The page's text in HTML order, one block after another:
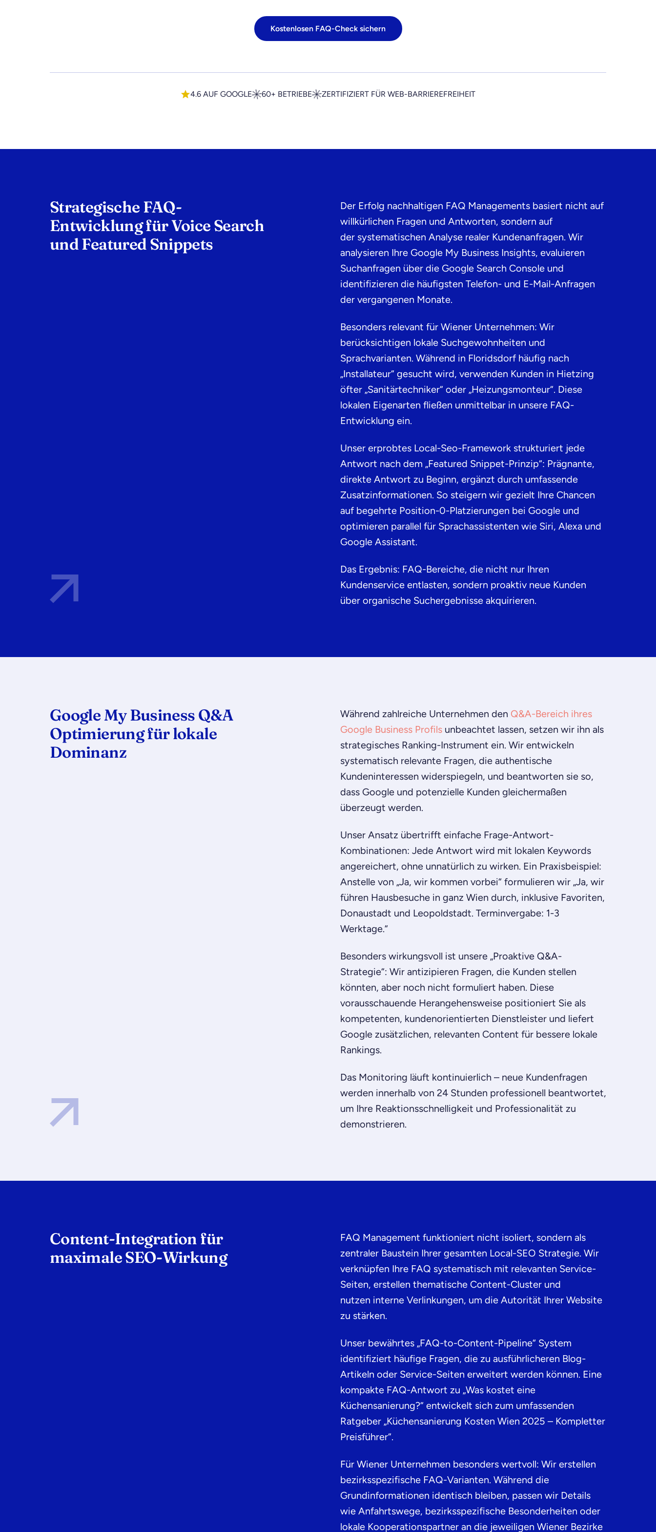
Kostenlosen FAQ-Check sichern
4.6 AUF GOOGLE 60+ BETRIEBE ZERTIFIZIERT FÜR WEB-BARRIEREFREIHEIT
Strategische FAQ-
Entwicklung für Voice Search
und Featured Snippets
Der Erfolg nachhaltigen FAQ Managements basiert nicht auf
willkürlichen Fragen und Antworten, sondern auf
der systematischen Analyse realer Kundenanfragen. Wir
analysieren Ihre Google My Business Insights, evaluieren
Suchanfragen über die Google Search Console und
identifizieren die häufigsten Telefon- und E-Mail-Anfragen
der vergangenen Monate.
Besonders relevant für Wiener Unternehmen: Wir
berücksichtigen lokale Suchgewohnheiten und
Sprachvarianten. Während in Floridsdorf häufig nach
„Installateur“ gesucht wird, verwenden Kunden in Hietzing
öfter „Sanitärtechniker“ oder „Heizungsmonteur“. Diese
lokalen Eigenarten fließen unmittelbar in unsere FAQ-
Entwicklung ein.
Unser erprobtes Local-Seo-Framework strukturiert jede
Antwort nach dem „Featured Snippet-Prinzip“: Prägnante,
direkte Antwort zu Beginn, ergänzt durch umfassende
Zusatzinformationen. So steigern wir gezielt Ihre Chancen
auf begehrte Position-0-Platzierungen bei Google und
optimieren parallel für Sprachassistenten wie Siri, Alexa und
Google Assistant.
Das Ergebnis: FAQ-Bereiche, die nicht nur Ihren
Kundenservice entlasten, sondern proaktiv neue Kunden
über organische Suchergebnisse akquirieren.
Google My Business Q&A
Optimierung für lokale
Dominanz
Während zahlreiche Unternehmen den Q&A-Bereich ihres
Google Business Profils unbeachtet lassen, setzen wir ihn als
strategisches Ranking-Instrument ein. Wir entwickeln
systematisch relevante Fragen, die authentische
Kundeninteressen widerspiegeln, und beantworten sie so,
dass Google und potenzielle Kunden gleichermaßen
überzeugt werden.
Unser Ansatz übertrifft einfache Frage-Antwort-
Kombinationen: Jede Antwort wird mit lokalen Keywords
angereichert, ohne unnatürlich zu wirken. Ein Praxisbeispiel:
Anstelle von „Ja, wir kommen vorbei“ formulieren wir „Ja, wir
führen Hausbesuche in ganz Wien durch, inklusive Favoriten,
Donaustadt und Leopoldstadt. Terminvergabe: 1-3
Werktage.“
Besonders wirkungsvoll ist unsere „Proaktive Q&A-
Strategie“: Wir antizipieren Fragen, die Kunden stellen
könnten, aber noch nicht formuliert haben. Diese
vorausschauende Herangehensweise positioniert Sie als
kompetenten, kundenorientierten Dienstleister und liefert
Google zusätzlichen, relevanten Content für bessere lokale
Rankings.
Das Monitoring läuft kontinuierlich – neue Kundenfragen
werden innerhalb von 24 Stunden professionell beantwortet,
um Ihre Reaktionsschnelligkeit und Professionalität zu
demonstrieren.
Content-Integration für
maximale SEO-Wirkung
FAQ Management funktioniert nicht isoliert, sondern als
zentraler Baustein Ihrer gesamten Local-SEO Strategie. Wir
verknüpfen Ihre FAQ systematisch mit relevanten Service-
Seiten, erstellen thematische Content-Cluster und
nutzen interne Verlinkungen, um die Autorität Ihrer Website
zu stärken.
Unser bewährtes „FAQ-to-Content-Pipeline“ System
identifiziert häufige Fragen, die zu ausführlicheren Blog-
Artikeln oder Service-Seiten erweitert werden können. Eine
kompakte FAQ-Antwort zu „Was kostet eine
Küchensanierung?“ entwickelt sich zum umfassenden
Ratgeber „Küchensanierung Kosten Wien 2025 – Kompletter
Preisführer“.
Für Wiener Unternehmen besonders wertvoll: Wir erstellen
bezirksspezifische FAQ-Varianten. Während die
Grundinformationen identisch bleiben, passen wir Details
wie Anfahrtswege, bezirksspezifische Besonderheiten oder
lokale Kooperationspartner an die jeweiligen Wiener Bezirke